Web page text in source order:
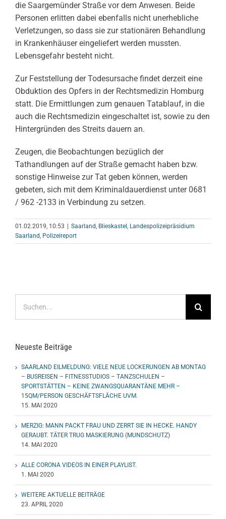
die Saargemünder Straße vor dem Anwesen. Beide
Personen erlitten dabei ebenfalls nicht unerhebliche
Verletzungen, so dass sie zur stationären Behandlung
in Krankenhäuser eingeliefert werden mussten.
Lebensgefahr besteht nicht.
Zur Feststellung der Todesursache findet derzeit eine
Obduktion des Opfers in der Rechtsmedizin Homburg
statt. Die Ermittlungen zum genauen Tatablauf, in die
auch die Rechtsmedizin eingeschaltet ist, sowie zu den
Hintergründen des Streits dauern an.
Zeugen, die Beobachtungen bezüglich der
Tathandlungen auf der Straße gemacht haben bzw.
sonstige Hinweise zur Tat geben können, werden
gebeten, sich mit dem Kriminaldauerdienst unter 0681
/ 962 -2133 in Verbindung zu setzen.
01.02.2019, 10:53 Saarland, Blieskastel , Landespolizeipräsidium
Saarland, Polizeireport
nach:
Neueste Beiträge
SAARLAND EILMELDUNG: VIELE NEUE LOCKERUNGEN AB MONTAG
– BUSREISEN – FITNESSTUDIOS – TANZSCHULEN –
SPORTSTÄTTEN – KEINE ZWANGSQUARANTÄNE MEHR –
15QM/PERSON GESCHÄFTSFLÄCHE UVM.
15. MAI 2020
MERZIG: MANN PACKT FRAU UND ZERRT SIE IN HECKE. HANDY
GERAUBT. TÄTER TRUG MASKIERUNG (MUNDSCHUTZ)
14. MAI 2020
ALLE CORONA VIDEOS IN EINER PLAYLIST.
1. MAI 2020
WEITERE AKTUELLE BEITRÄGE
23. APRIL 2020